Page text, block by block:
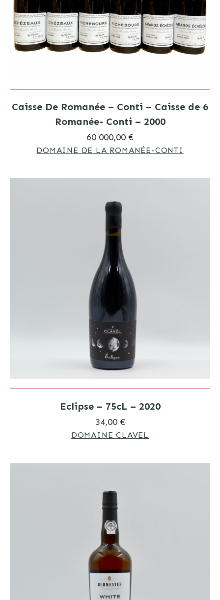
Caisse De Romanée – Conti – Caisse de 6
Romanée- Conti – 2000
60 000,00 €
DOMAINE DE LA ROMANÉE-CONTI
Eclipse – 75cL – 2020
34,00 €
DOMAINE CLAVEL